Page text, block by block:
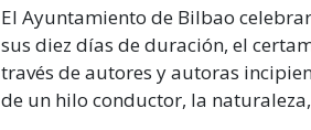
El Ayuntamiento de Bilbao
sus diez días de duración, el
través de autores y autoras
de un hilo conductor, la